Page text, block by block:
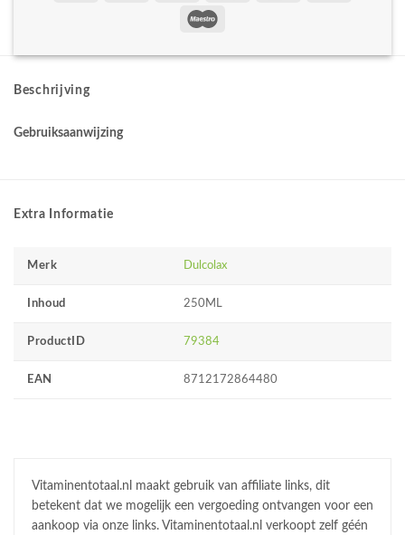
Beschrijving
Gebruiksaanwijzing
Extra Informatie
Merk Dulcolax
Inhoud 250ML
ProductID 79384
EAN 8712172864480
Vitaminentotaal.nl maakt gebruik van affiliate links, dit
betekent dat we mogelijk een vergoeding ontvangen voor een
aankoop via onze links. Vitaminentotaal.nl verkoopt zelf géén